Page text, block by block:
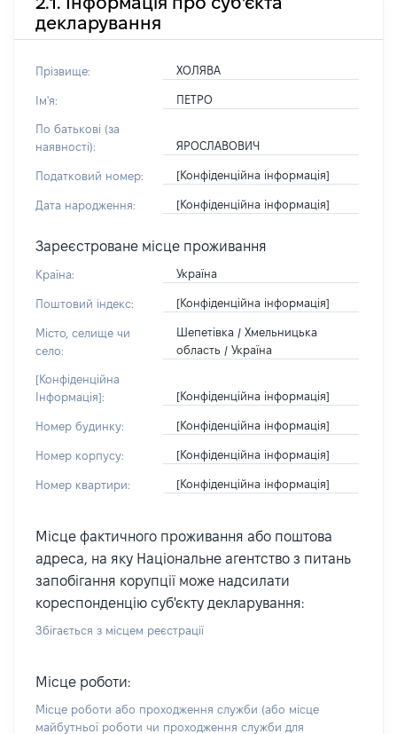
декларування
Прізвище: ХОЛЯВА
Ім'я: ПЕТРО
По батькові (за
наявності):
ЯРОСЛАВОВИЧ
Податковий номер: [Конфіденційна інформація]
Дата народження: [Конфіденційна інформація]
Зареєстроване місце проживання
Країна: Україна
Поштовий індекс: [Конфіденційна інформація]
Місто, селище чи
село:
Шепетівка / Хмельницька
область / Україна
[Конфіденційна
Інформація]:
[Конфіденційна інформація]
Номер будинку: [Конфіденційна інформація]
Номер корпусу: [Конфіденційна інформація]
Номер квартири: [Конфіденційна інформація]
Місце фактичного проживання або поштова
адреса, на яку Національне агентство з питань
запобігання корупції може надсилати
кореспонденцію суб'єкту декларування:
Збігається з місцем реєстрації
Місце роботи:
Місце роботи або проходження служби (або місце
майбутньої роботи чи проходження служби для